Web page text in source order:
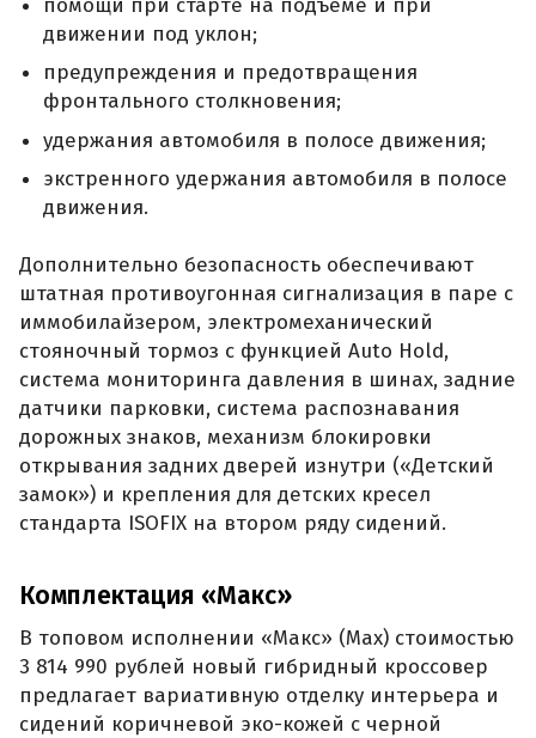
помощи при старте на подъёме и при
движении под уклон;
предупреждения и предотвращения
фронтального столкновения;
удержания автомобиля в полосе движения;
экстренного удержания автомобиля в полосе
движения.
Дополнительно безопасность обеспечивают
штатная противоугонная сигнализация в паре с
иммобилайзером, электромеханический
стояночный тормоз с функцией Auto Hold,
система мониторинга давления в шинах, задние
датчики парковки, система распознавания
дорожных знаков, механизм блокировки
открывания задних дверей изнутри («Детский
замок») и крепления для детских кресел
стандарта ISOFIX на втором ряду сидений.
Комплектация «Макс»
В топовом исполнении «Макс» (Max) стоимостью
3 814 990 рублей новый гибридный кроссовер
предлагает вариативную отделку интерьера и
сидений коричневой эко-кожей с черной